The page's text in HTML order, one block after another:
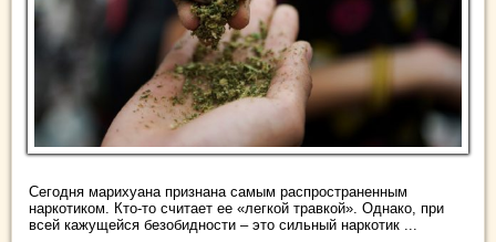
Сегодня марихуана признана самым распространенным
наркотиком. Кто-то считает ее «легкой травкой». Однако, при
всей кажущейся безобидности – это сильный наркотик ...